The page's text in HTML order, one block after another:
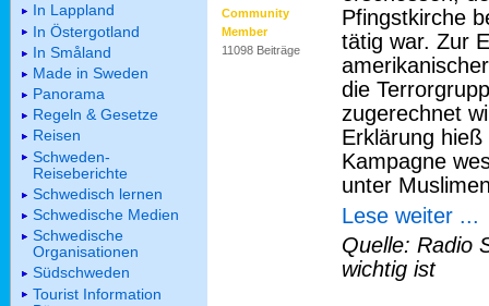
Community
Member
11098 Beiträge
Pfingstkirche
tätig war. Zur
die
zugerechnet
Erklärung
Kampagne
unter
Lese weiter ...
Quelle: Radio
wichtig ist
In Lappland
In Östergotland
In Småland
Made in Sweden
Panorama
Regeln & Gesetze
Reisen
Schweden-
Reiseberichte
Schwedisch lernen
Schwedische Medien
Schwedische
Organisationen
Südschweden
Tourist Information